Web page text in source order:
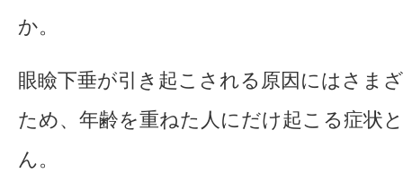
か。
眼瞼下垂が引き起こされる原因にはさま
ため、年齢を重ねた人にだけ起こる症状
ん。